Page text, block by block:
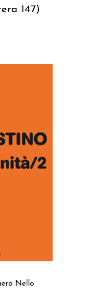
147)
Nello